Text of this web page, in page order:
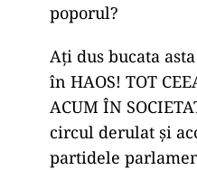
poporul?
Ați dus bucata
în HAOS! TOT
ACUM ÎN
circul derulat și
partidele